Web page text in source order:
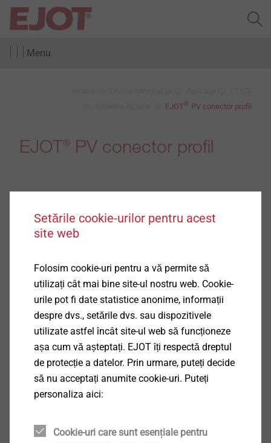
Menu
EJOT® PV conector profil
EJOT® PV conector profil
Setările cookie-urilor pentru acest
site web
Folosim cookie-uri pentru a vă permite să
utilizați cât mai bine site-ul nostru web. Cookie-
urile pot fi date statistice anonime, informații
despre dvs., setările dvs. sau dispozitivele
utilizate astfel încât site-ul web să funcționeze
așa cum vă așteptați. EJOT îți respectă dreptul
de protecție a datelor. Prin urmare, puteți decide
să nu acceptați anumite cookie-uri. Puteți
personaliza aici:
Cookie-uri care sunt esențiale pentru